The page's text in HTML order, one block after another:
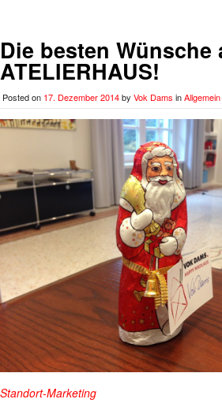
Die besten Wünsche
ATELIERHAUS!
Posted on 17. Dezember 2014by Vok Dams inAllgemein
Standort-Marketing